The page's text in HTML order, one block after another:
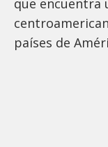
que encuentra
países de